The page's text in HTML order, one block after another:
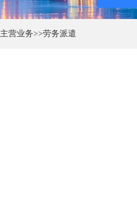
主营业务>>劳务派遣